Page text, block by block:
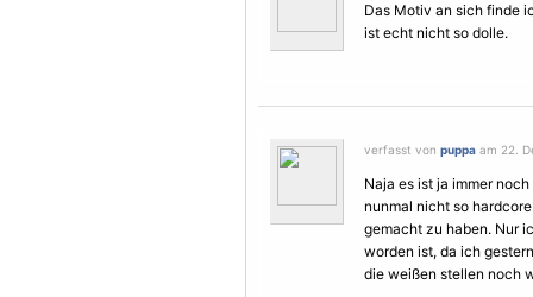
Das Motiv an sich finde
ist echt nicht so dolle.
verfasst von puppa am 22.
Naja es ist ja immer
nunmal nicht so
gemacht zu haben. Nur
worden ist, da ich
die weißen stellen noch